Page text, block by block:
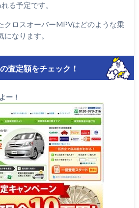
る予定です。
クロスオーバーMPVはどのような乗
なります。
査定額をチェック！
ー！